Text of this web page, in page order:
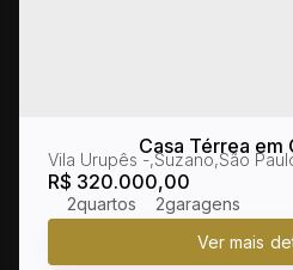
Casa Térrea em
R$ 320.000,00
Vila Urupês ,Suzano,São
2 2